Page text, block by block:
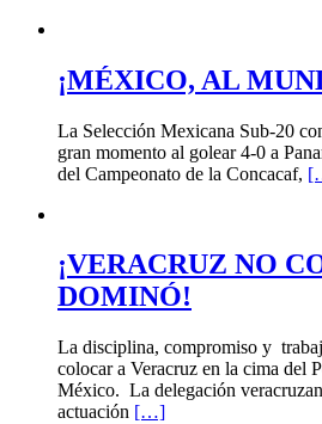
¡MÉXICO, AL
La Selección Mexicana Sub-20
gran momento al golear 4-0 a
del Campeonato de la Concacaf,
¡VERACRUZ NO
DOMINÓ!
La disciplina, compromiso y
colocar a Veracruz en la cima del
México. La delegación
actuación […]